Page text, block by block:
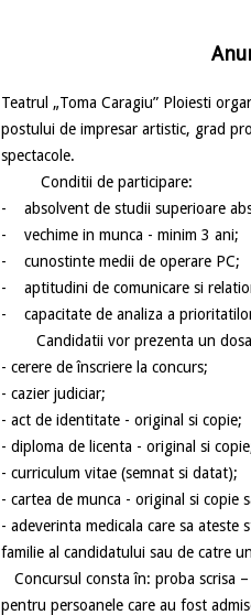
Teatrul „Toma Caragiu” Ploiesti
postului de impresar artistic, grad
spectacole.
Conditii de participare:
- absolvent de studii superioare
- vechime in munca - minim 3 ani;
- cunostinte medii de operare PC;
- aptitudini de comunicare si
- capacitate de analiza a
Candidatii vor prezenta un dosar
- cerere de înscriere la concurs;
- cazier judiciar;
- act de identitate - original si copie;
- diploma de licenta - original si
- curriculum vitae (semnat si datat);
- cartea de munca - original si copie
- adeverinta medicala care sa
familie al candidatului sau de catre
Concursul consta în: proba scrisa
pentru persoanele care au fost